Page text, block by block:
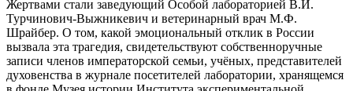
Жертвами стали заведующий Особой лабораторией В.И.
Турчинович-Выжникевич и ветеринарный врач М.Ф.
Шрайбер. О том, какой эмоциональный отклик в России
вызвала эта трагедия, свидетельствуют собственноручные
записи членов императорской семьи, учёных, представителей
духовенства в журнале посетителей лаборатории, хранящемся